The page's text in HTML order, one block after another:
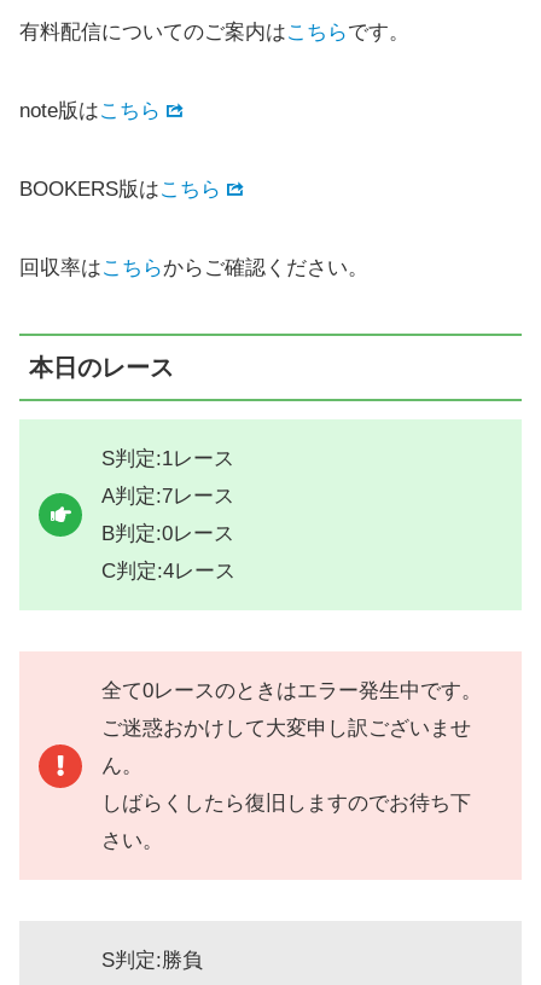
有料配信についてのご案内はこちらです。
note版はこちら
BOOKERS版はこちら
回収率はこちらからご確認ください。
本日のレース
S判定:1レース
A判定:7レース
B判定:0レース
C判定:4レース
全て0レースのときはエラー発生中です。
ご迷惑おかけして大変申し訳ございませ
ん。
しばらくしたら復旧しますのでお待ち下
さい。
S判定:勝負